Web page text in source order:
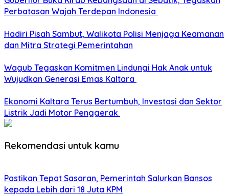
Perbatasan Wajah Terdepan Indonesia
Hadiri Pisah Sambut, Walikota Polisi Menjaga Keamanan
dan Mitra Strategi Pemerintahan
Wagub Tegaskan Komitmen Lindungi Hak Anak untuk
Wujudkan Generasi Emas Kaltara
Ekonomi Kaltara Terus Bertumbuh, Investasi dan Sektor
Listrik Jadi Motor Penggerak
Rekomendasi untuk kamu
Pastikan Tepat Sasaran, Pemerintah Salurkan Bansos
kepada Lebih dari 18 Juta KPM